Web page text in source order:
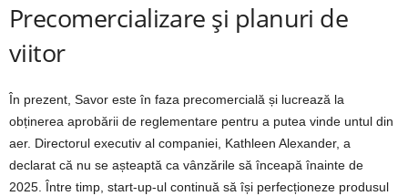
Precomercializare și planuri de
viitor
În prezent, Savor este în faza precomercială și lucrează la
obținerea aprobării de reglementare pentru a putea vinde untul din
aer. Directorul executiv al companiei, Kathleen Alexander, a
declarat că nu se așteaptă ca vânzările să înceapă înainte de
2025. Între timp, start-up-ul continuă să își perfecționeze produsul